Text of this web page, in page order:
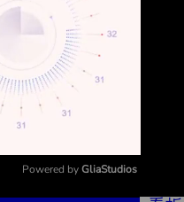
Powered by GliaStudios